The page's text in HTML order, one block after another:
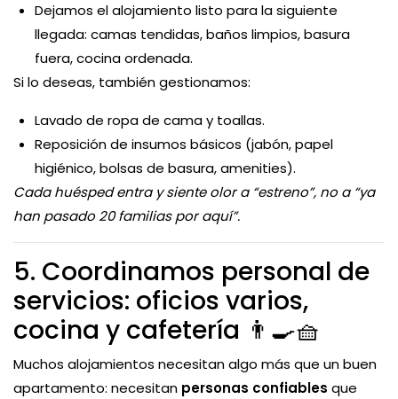
Dejamos el alojamiento listo para la siguiente
llegada: camas tendidas, baños limpios, basura
fuera, cocina ordenada.
Si lo deseas, también gestionamos:
Lavado de ropa de cama y toallas.
Reposición de insumos básicos (jabón, papel
higiénico, bolsas de basura, amenities).
Cada huésped entra y siente olor a “estreno”, no a “ya
han pasado 20 familias por aquí”.
5. Coordinamos personal de
servicios: oficios varios,
cocina y cafetería 👨‍🍳🧺
Muchos alojamientos necesitan algo más que un buen
apartamento: necesitan personas confiables que